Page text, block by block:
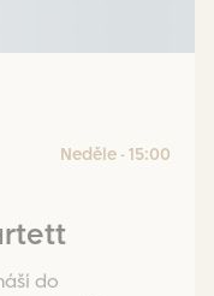
do
Neděle - 15:00